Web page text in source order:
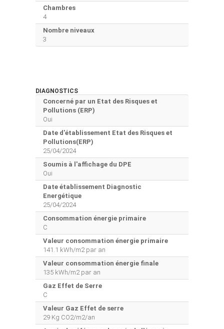
Chambres
4
Nombre niveaux
3
DIAGNOSTICS
Concerné par un Etat des Risques et
Pollutions (ERP)
Oui
Date d'établissement Etat des Risques et
Pollutions(ERP)
25/04/2024
Soumis à l'affichage du DPE
Oui
Date établissement Diagnostic
Energétique
25/04/2024
Consommation énergie primaire
C
Valeur consommation énergie primaire
141.1 kWh/m2 par an
Valeur consommation énergie finale
135 kWh/m2 par an
Gaz Effet de Serre
C
Valeur Gaz Effet de serre
29 Kg CO2/m2/an